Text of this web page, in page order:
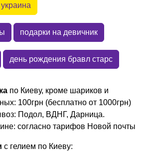
подарки на девичник
день рождения бравл старс
по Киеву, кроме шариков и
100грн (бесплатно от 1000грн)
Подол, ВДНГ, Дарница.
согласно тарифов Новой почты
с гелием по Киеву: